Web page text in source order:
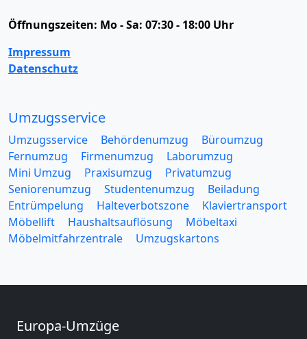
Öffnungszeiten: Mo - Sa: 07:30 - 18:00 Uhr
Impressum
Datenschutz
Umzugsservice
Umzugsservice Behördenumzug
Büroumzug
Fernumzug
Firmenumzug
Laborumzug
Mini Umzug
Praxisumzug
Privatumzug
Seniorenumzug
Studentenumzug
Beiladung
Entrümpelung
Halteverbotszone
Klaviertransport
Möbellift
Haushaltsauflösung
Möbeltaxi
Möbelmitfahrzentrale
Umzugskartons
Europa-Umzüge